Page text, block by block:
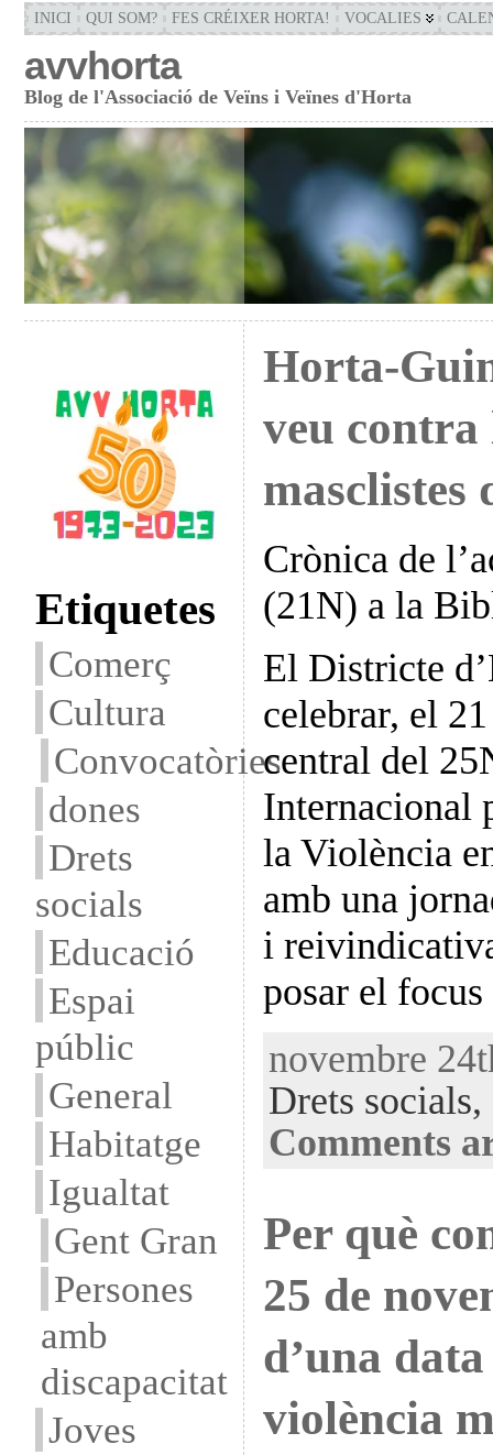
INICI QUI SOM? FES CRÉIXER HORTA! VOCALIES
avvhorta
Blog de l'Associació de Veïns i Veïnes d'Horta
Etiquetes
Comerç
Cultura
Convocatòries
dones
Drets
socials
Educació
Espai
públic
General
Habitatge
Igualtat
Gent Gran
Persones
amb
discapacitat
Joves
Horta-
veu contra
masclistes
Crònica de
(21N) a la
El Districte
celebrar, el
central del
Internacional
la Violència
amb una
i
posar el
novembre
Drets socials,
Comments
Per què
25 de
d’una
violència